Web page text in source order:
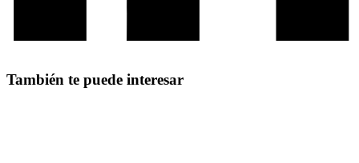
También te puede interesar